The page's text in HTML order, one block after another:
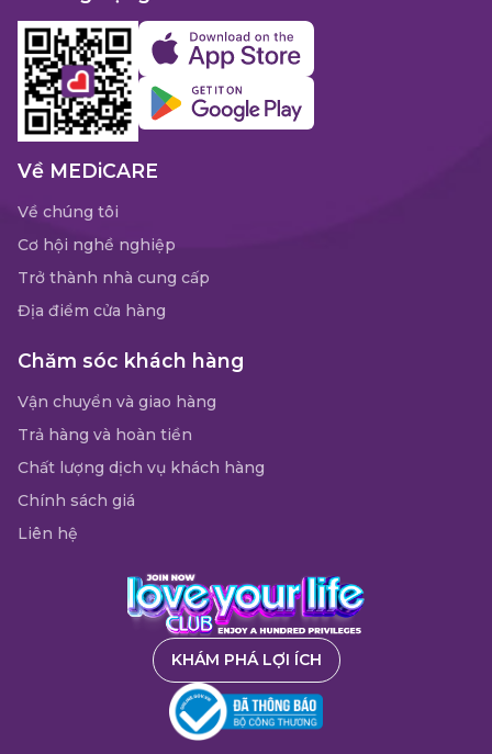
Về MEDiCARE
Về chúng tôi
Cơ hội nghề nghiệp
Trở thành nhà cung cấp
Địa điểm cửa hàng
Chăm sóc khách hàng
Vận chuyển và giao hàng
Trả hàng và hoàn tiền
Chất lượng dịch vụ khách hàng
Chính sách giá
Liên hệ
KHÁM PHÁ LỢI ÍCH